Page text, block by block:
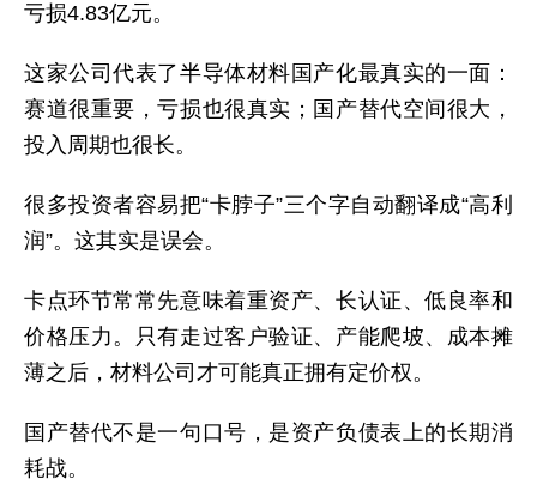
亏损4.83亿元。
这家公司代表了半导体材料国产化最真实的一面：
赛道很重要，亏损也很真实；国产替代空间很大，
投入周期也很长。
很多投资者容易把“卡脖子”三个字自动翻译成“高利
润”。这其实是误会。
卡点环节常常先意味着重资产、长认证、低良率和
价格压力。只有走过客户验证、产能爬坡、成本摊
薄之后，材料公司才可能真正拥有定价权。
国产替代不是一句口号，是资产负债表上的长期消
耗战。